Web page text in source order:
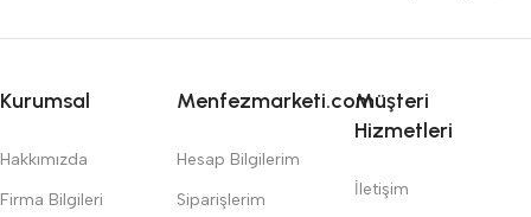
Kurumsal
Hakkımızda
Firma Bilgileri
Menfezmarketi.com
Hesap Bilgilerim
Siparişlerim
Müşteri
Hizmetleri
İletişim